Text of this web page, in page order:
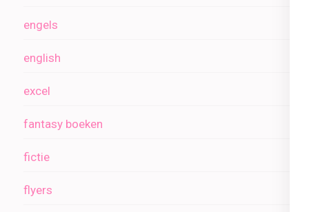
engels
english
excel
fantasy boeken
fictie
flyers